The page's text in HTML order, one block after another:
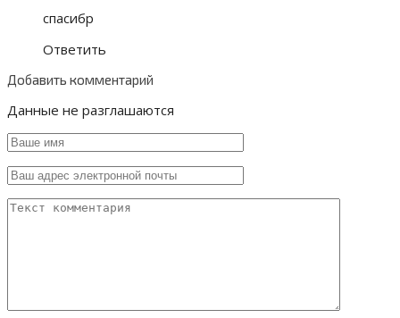
спасибр
Ответить
Добавить комментарий
Данные не разглашаются